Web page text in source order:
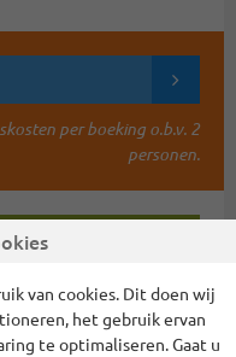
per boeking o.b.v. 2
personen.
van cookies. Dit doen wij
het gebruik ervan
te optimaliseren. Gaat u